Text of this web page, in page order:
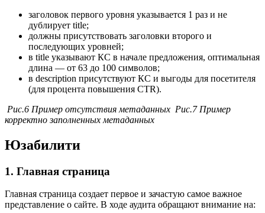
заголовок первого уровня указывается 1 раз и не
дублирует title;
должны присутствовать заголовки второго и
последующих уровней;
в title указывают КС в начале предложения, оптимальная
длина — от 63 до 100 символов;
в description присутствуют КС и выгоды для посетителя
(для процента повышения CTR).
Рис.6 Пример отсутствия метаданных Рис.7 Пример
корректно заполненных метаданных
Юзабилити
1. Главная страница
Главная страница создает первое и зачастую самое важное
представление о сайте. В ходе аудита обращают внимание на: